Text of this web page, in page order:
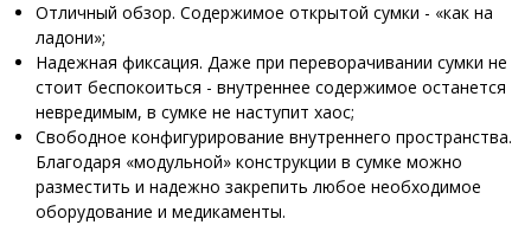
Отличный обзор. Содержимое открытой сумки - «как на
ладони»;
Надежная фиксация. Даже при переворачивании сумки не
стоит беспокоиться - внутреннее содержимое останется
невредимым, в сумке не наступит хаос;
Свободное конфигурирование внутреннего пространства.
Благодаря «модульной» конструкции в сумке можно
разместить и надежно закрепить любое необходимое
оборудование и медикаменты.